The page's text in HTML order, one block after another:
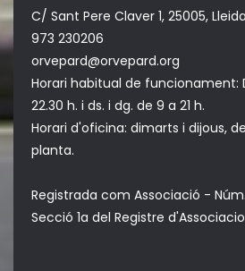
C/ Sant Pere Claver 1, 25005, Lleida
973 230206
orvepard@orvepard.org
Horari habitual de funcionament:
22.30 h. i ds. i dg. de 9 a 21 h.
Horari d'oficina: dimarts i dijous, de
planta.
Registrada com Associació -
Secció 1a del Registre